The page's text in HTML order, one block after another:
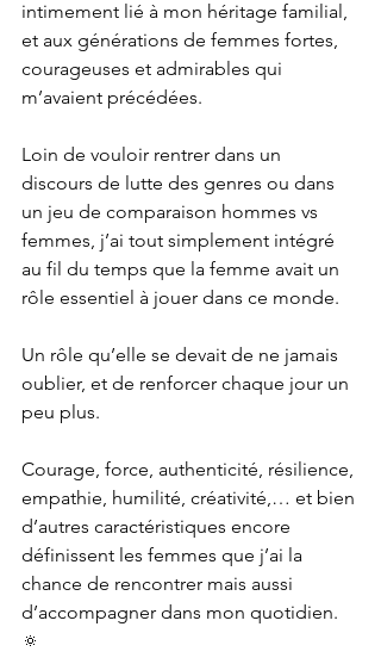
intimement lié à mon héritage familial,
et aux générations de femmes fortes,
courageuses et admirables qui
m’avaient précédées.
Loin de vouloir rentrer dans un
discours de lutte des genres ou dans
un jeu de comparaison hommes vs
femmes, j’ai tout simplement intégré
au fil du temps que la femme avait un
rôle essentiel à jouer dans ce monde.
Un rôle qu’elle se devait de ne jamais
oublier, et de renforcer chaque jour un
peu plus.
Courage, force, authenticité, résilience,
empathie, humilité, créativité,… et bien
d’autres caractéristiques encore
définissent les femmes que j’ai la
chance de rencontrer mais aussi
d’accompagner dans mon quotidien.
🔅